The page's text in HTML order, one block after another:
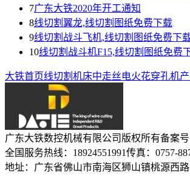
7广东大铁2020年开工通知
8线切割翼龙,线切割图纸免费下载
9线切割战斗飞机,线切割图纸免费下
10线切割战斗机F15,线切割图纸免费
大铁首页线切割机床中走丝电火花穿孔机
广东大铁数控机械有限公司 版权所有备案号
全国服务热线：18924551991传真：0757-
地址：广东省佛山市南海区狮山镇桃源西